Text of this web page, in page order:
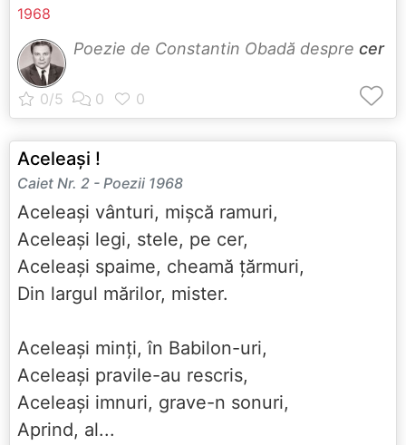
1968
Poezie de Constantin Obadă despre cer
Aceleași !
Caiet Nr. 2 - Poezii 1968
Aceleași vânturi, mișcă ramuri,
Aceleași legi, stele, pe cer,
Aceleași spaime, cheamă țărmuri,
Din largul mărilor, mister.
Aceleași minți, în Babilon-uri,
Aceleași pravile-au rescris,
Aceleași imnuri, grave-n sonuri,
Aprind, al...